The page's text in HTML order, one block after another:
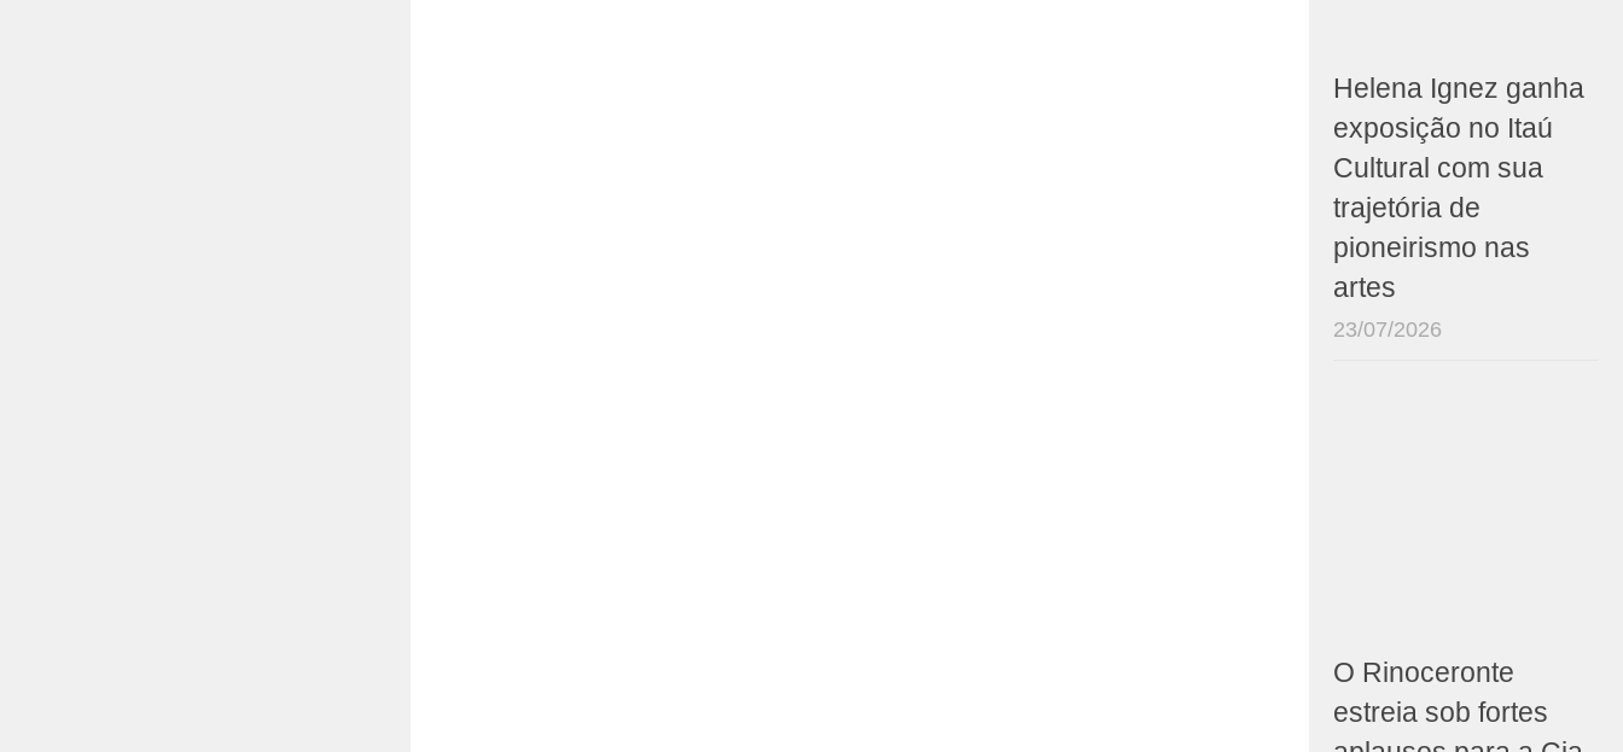
Helena Ignez ganha
exposição no Itaú
Cultural com sua
trajetória de
pioneirismo nas
artes
23/07/2026
O Rinoceronte
estreia sob fortes